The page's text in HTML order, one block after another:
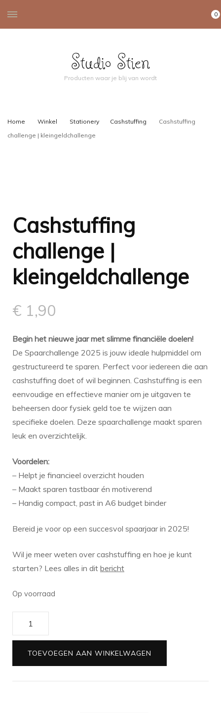
0
Studio Stien
Producten waar je blij van wordt
Home Winkel Stationery Cashstuffing
Cashstuffing
challenge | kleingeldchallenge
Cashstuffing
challenge |
kleingeldchallenge
€ 1,90
Begin het nieuwe jaar met slimme financiële doelen!
De Spaarchallenge 2025 is jouw ideale hulpmiddel om
gestructureerd te sparen. Perfect voor iedereen die aan
cashstuffing doet of wil beginnen. Cashstuffing is een
eenvoudige en effectieve manier om je uitgaven te
beheersen door fysiek geld toe te wijzen aan
specifieke doelen. Deze spaarchallenge maakt sparen
leuk en overzichtelijk.
Voordelen:
– Helpt je financieel overzicht houden
– Maakt sparen tastbaar én motiverend
– Handig compact, past in A6 budget binder
Bereid je voor op een succesvol spaarjaar in 2025!
Wil je meer weten over cashstuffing en hoe je kunt
starten? Lees alles in dit bericht
Op voorraad
TOEVOEGEN AAN WINKELWAGEN